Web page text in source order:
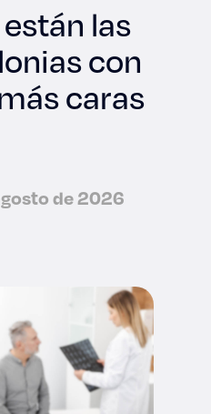
las
con
caras
de 2026